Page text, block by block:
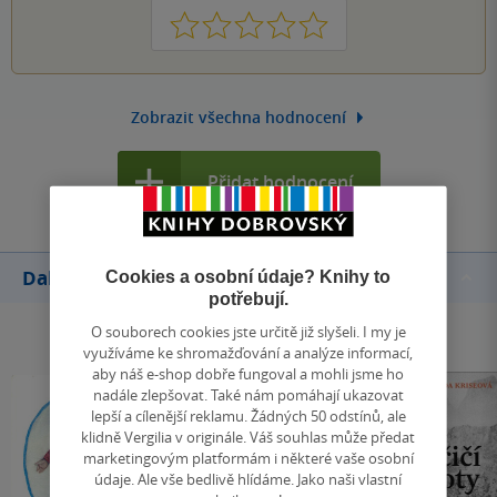
1 2 3 4 5
Zobrazit všechna hodnocení
Přidat hodnocení
Další knihy autoraCookies a osobní údaje? Knihy to
potřebují.
O souborech cookies jste určitě již slyšeli. I my je
využíváme ke shromažďování a analýze informací,
aby náš e-shop dobře fungoval a mohli jsme ho
nadále zlepšovat. Také nám pomáhají ukazovat
lepší a cílenější reklamu. Žádných 50 odstínů, ale
klidně Vergilia v originále. Váš souhlas může předat
marketingovým platformám i některé vaše osobní
údaje. Ale vše bedlivě hlídáme. Jako naši vlastní